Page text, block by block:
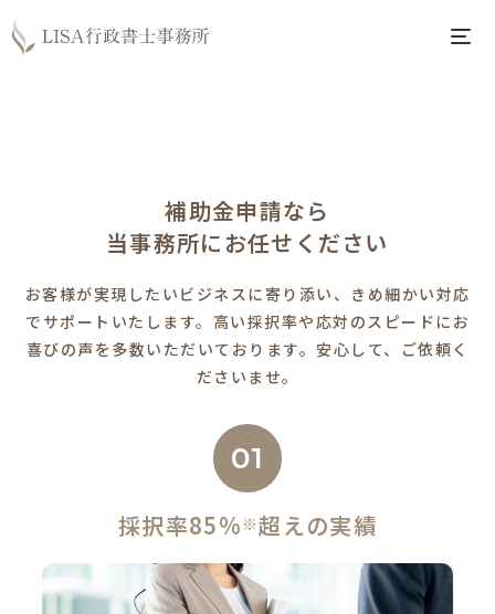
補助金申請なら
当事務所にお任せください
お客様が実現したいビジネスに寄り添い、きめ細かい対応
でサポートいたします。 高い採択率や応対のスピードにお
喜びの声を多数いただいております。安心して、ご依頼く
ださいませ。
01
採択率85% ※超えの実績